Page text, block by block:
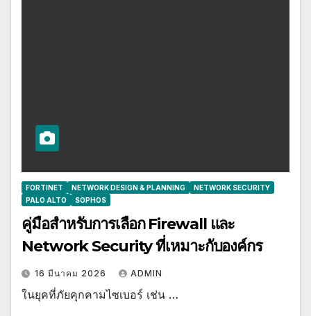
FORTINET NETWORK DESIGN & PLANNING
NETWORK SECURITY
PALO ALTO
SOPHOS
คู่มือสำหรับการเลือก Firewall และ
Network Security ที่เหมาะกับองค์กร
16 มีนาคม 2026 ADMIN
ในยุคที่ภัยคุกคามไซเบอร์ เช่น …